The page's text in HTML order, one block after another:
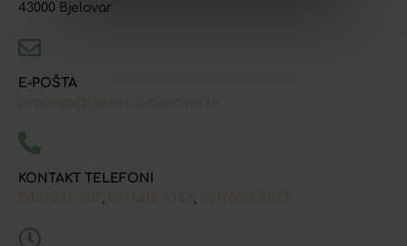
43000 Bjelovar
E-POŠTA
KONTAKT TELEFONI
, ,